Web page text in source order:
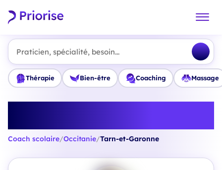
Praticien, spécialité, besoin...
Thérapie Bien-être Coaching Massage
Coach scolaire/Occitanie/Tarn-et-Garonne